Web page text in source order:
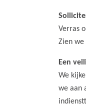
Verras
Zien we
Een
We
we aan